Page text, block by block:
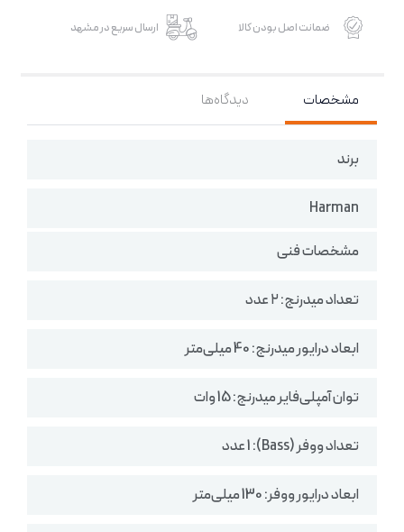
ضمانت اصل بودن کالا ارسال سریع در مشهد
مشخصات دیدگاه‌ها
برند
Harman
مشخصات فنی
تعداد میدرنج: ۲ عدد
ابعاد درایور میدرنج: 40 میلی‌متر
توان آمپلی‌فایر میدرنج: 15 وات
تعداد ووفر (Bass): 1 عدد
ابعاد درایور ووفر: 130 میلی‌متر